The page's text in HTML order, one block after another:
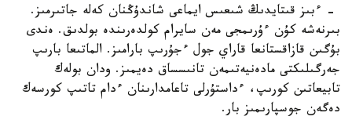
- ءبىز قىتايدىڭ شىعىس ايماعى شاندۇڭنان كەلە جاتىرمىز.
بىرنەشە كۇن ءۇرىمجى مەن سايرام كولدەرىندە بولدىق. ەندى
بۇگىن قازاقستانعا قاراي جول ءجۇرىپ بارامىز. الماتىعا بارىپ
جەرگىلىكتى مادەنيەتىمەن تانىسساق دەيمىز. ودان بولەك
تابيعاتىن كورىپ، ءداستۇرلى تاعامدارىنان ءدام تاتىپ كورسەك
دەگەن جوسپارىمىز بار.